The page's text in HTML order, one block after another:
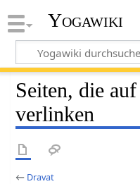
Yogawiki
Seiten, die
verlinken
← Dravat